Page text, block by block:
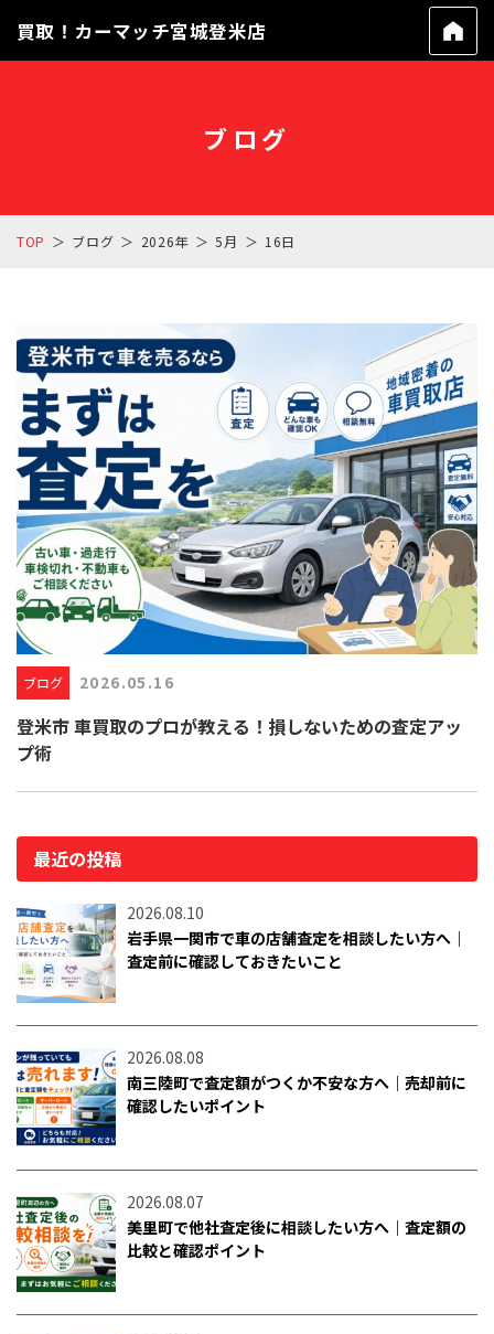
買取！カーマッチ宮城登米店
ブログ
TOP ブログ 2026年 5月 16日
ブログ 2026.05.16
登米市 車買取のプロが教える！損しないための査定アッ
プ術
最近の投稿
2026.08.10
岩手県一関市で車の店舗査定を相談したい方へ｜
査定前に確認しておきたいこと
2026.08.08
南三陸町で査定額がつくか不安な方へ｜売却前に
確認したいポイント
2026.08.07
美里町で他社査定後に相談したい方へ｜査定額の
比較と確認ポイント